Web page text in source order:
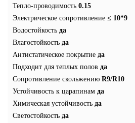
Тепло-проводимость 0.15
Электрическое сопротивление ≤ 10*9
Водостойкость да
Влагостойкость да
Антистатическое покрытие да
Подходит для теплых полов да
Сопротивление скольжению R9/R10
Устойчивость к царапинам да
Химическая устойчивость да
Светостойкость да